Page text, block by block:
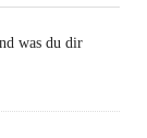
was du dir